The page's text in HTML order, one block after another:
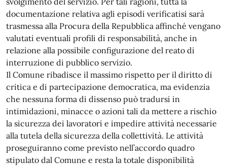
documentazione relativa agli episodi verificatisi sarà
trasmessa alla Procura della Repubblica affinché vengano
valutati eventuali profili di responsabilità, anche in
relazione alla possibile configurazione del reato di
interruzione di pubblico servizio.
Il Comune ribadisce il massimo rispetto per il diritto di
critica e di partecipazione democratica, ma evidenzia
che nessuna forma di dissenso può tradursi in
intimidazioni, minacce o azioni tali da mettere a rischio
la sicurezza dei lavoratori e impedire attività necessarie
alla tutela della sicurezza della collettività. Le attività
proseguiranno come previsto nell’accordo quadro
stipulato dal Comune e resta la totale disponibilità